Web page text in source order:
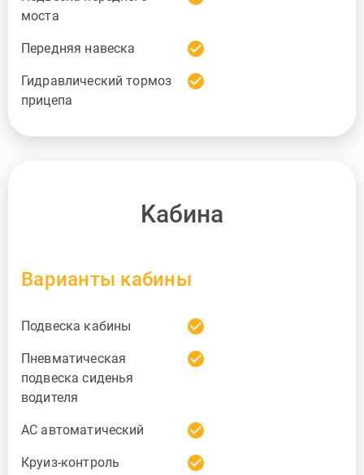
моста
Передняя навеска check_circle
Гидравлический тормоз
прицепа
check_circle
Kабина
Варианты кабины
Подвеска кабины check_circle
Пневматическая
подвеска сиденья
водителя
check_circle
AC автоматический check_circle
Круиз-контроль check_circle